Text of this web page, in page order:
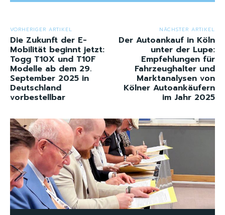
VORHERIGER ARTIKEL
Die Zukunft der E-
Mobilität beginnt jetzt:
Togg T10X und T10F
Modelle ab dem 29.
September 2025 in
Deutschland
vorbestellbar
NÄCHSTER ARTIKEL
Der Autoankauf in Köln
unter der Lupe:
Empfehlungen für
Fahrzeughalter und
Marktanalysen von
Kölner Autoankäufern
im Jahr 2025